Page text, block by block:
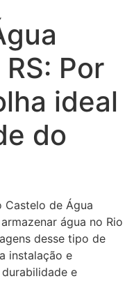
Por
ideal
do
de Água
água no Rio
desse tipo de
instalação e
e